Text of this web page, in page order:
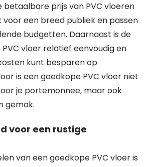
betaalbare prijs van PVC vloeren
voor een breed publiek en passen
budgetten. Daarnaast is de
vloer relatief eenvoudig en
kunt besparen op
is een goedkope PVC vloer niet
je portemonnee, maar ook
gemak.
voor een rustige
van een goedkope PVC vloer is